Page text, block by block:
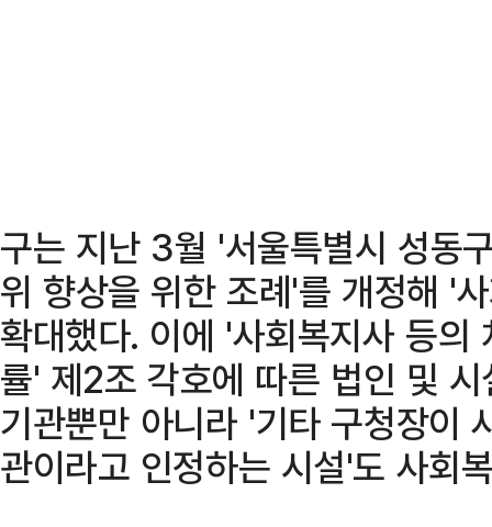
구는 지난 3월 '서울특별시 성동
위 향상을 위한 조례'를 개정해 '
확대했다. 이에 '사회복지사 등
률' 제2조 각호에 따른 법인 및
기관뿐만 아니라 '기타 구청장이
관이라고 인정하는 시설'도 사회